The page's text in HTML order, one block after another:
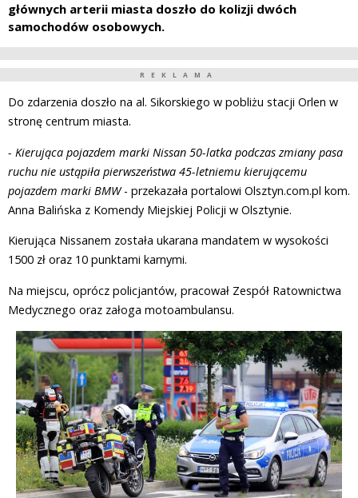
głównych arterii miasta doszło do kolizji dwóch
samochodów osobowych.
REKLAMA
Do zdarzenia doszło na al. Sikorskiego w pobliżu stacji Orlen w
stronę centrum miasta.
- Kierująca pojazdem marki Nissan 50-latka podczas zmiany pasa
ruchu nie ustąpiła pierwszeństwa 45-letniemu kierującemu
pojazdem marki BMW- przekazała portalowi Olsztyn.com.pl kom.
Anna Balińska z Komendy Miejskiej Policji w Olsztynie.
Kierująca Nissanem została ukarana mandatem w wysokości
1500 zł oraz 10 punktami karnymi.
Na miejscu, oprócz policjantów, pracował Zespół Ratownictwa
Medycznego oraz załoga motoambulansu.